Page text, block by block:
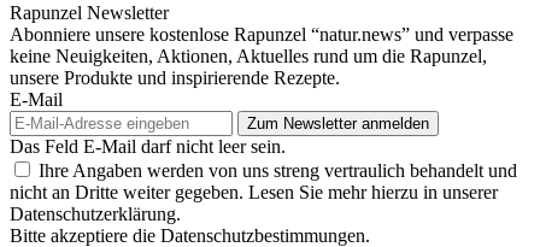
Rapunzel Newsletter
Abonniere unsere kostenlose Rapunzel “natur.news” und verpasse
keine Neuigkeiten, Aktionen, Aktuelles rund um die Rapunzel,
unsere Produkte und inspirierende Rezepte.
E-Mail
Das Feld E-Mail darf nicht leer sein.
Ihre Angaben werden von uns streng vertraulich behandelt und
nicht an Dritte weiter gegeben. Lesen Sie mehr hierzu in unserer
Datenschutzerklärung.
Bitte akzeptiere die Datenschutzbestimmungen.